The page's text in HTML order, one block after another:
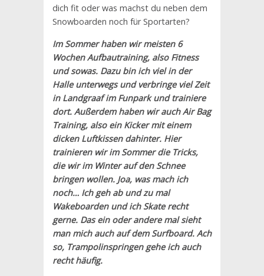
dich fit oder was machst du neben dem
Snowboarden noch für Sportarten?
Im Sommer haben wir meisten 6
Wochen Aufbautraining, also Fitness
und sowas. Dazu bin ich viel in der
Halle unterwegs und verbringe viel Zeit
in Landgraaf im Funpark und trainiere
dort. Außerdem haben wir auch Air Bag
Training, also ein Kicker mit einem
dicken Luftkissen dahinter. Hier
trainieren wir im Sommer die Tricks,
die wir im Winter auf den Schnee
bringen wollen. Joa, was mach ich
noch… Ich geh ab und zu mal
Wakeboarden und ich Skate recht
gerne. Das ein oder andere mal sieht
man mich auch auf dem Surfboard. Ach
so, Trampolinspringen gehe ich auch
recht häufig.